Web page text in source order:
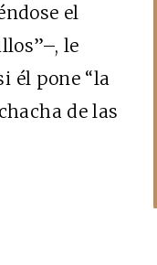
el
le
él pone “la
de las
los márgenes